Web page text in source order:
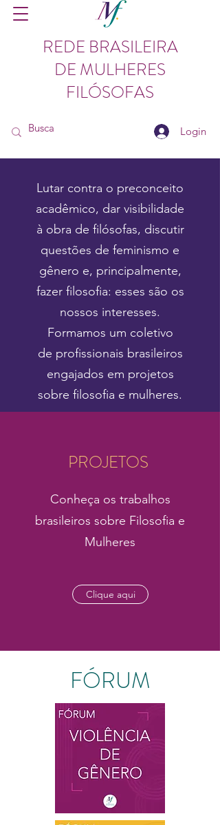
REDE BRASILEIRA
DE MULHERES
FILÓSOFAS
Login
Lutar contra o preconceito
acadêmico, dar visibilidade
à obra de filósofas, discutir
questões de feminismo e
gênero e, principalmente,
fazer filosofia: esses são os
nossos interesses.
Formamos um coletivo
de profissionais brasileiros
engajados em projetos
sobre filosofia e mulheres.
PROJETOS
Conheça os trabalhos
brasileiros sobre Filosofia e
Mulheres
Clique aqui
FÓRUM